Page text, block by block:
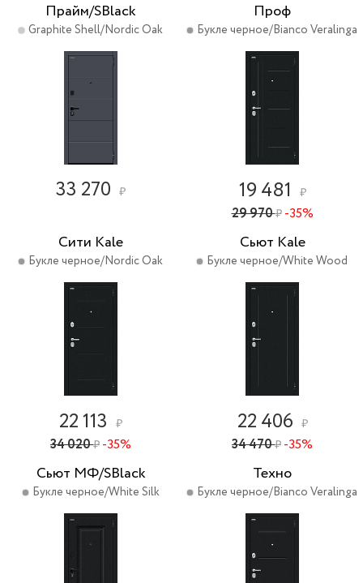
Прайм/SBlack
Graphite Shell/Nordic Oak
33 270 ₽
Проф
Букле черное/Bianco Veralinga
19 481 ₽
29 970₽ -35%
Сити Kale
Букле черное/Nordic Oak
22 113 ₽
34 020₽ -35%
Сьют Kale
Букле черное/White Wood
22 406 ₽
34 470₽ -35%
Сьют МФ/SBlack
Букле черное/White Silk
Техно
Букле черное/Bianco Veralinga